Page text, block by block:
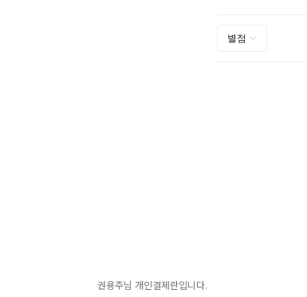
권용주님 개인결제란입니다.